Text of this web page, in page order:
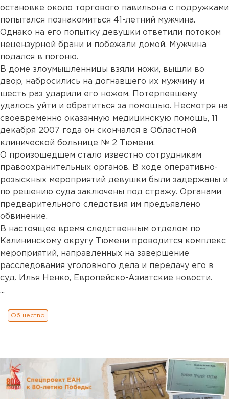
остановке около торгового павильона с подружками
попытался познакомиться 41-летний мужчина.
Однако на его попытку девушки ответили потоком
нецензурной брани и побежали домой. Мужчина
подался в погоню.
В доме злоумышленницы взяли ножи, вышли во
двор, набросились на догнавшего их мужчину и
шесть раз ударили его ножом. Потерпевшему
удалось уйти и обратиться за помощью. Несмотря на
своевременно оказанную медицинскую помощь, 11
декабря 2007 года он скончался в Областной
клинической больнице № 2 Тюмени.
О произошедшем стало известно сотрудникам
правоохранительных органов. В ходе оперативно-
розыскных мероприятий девушки были задержаны и
по решению суда заключены под стражу. Органами
предварительного следствия им предъявлено
обвинение.
В настоящее время следственным отделом по
Калининскому округу Тюмени проводится комплекс
мероприятий, направленных на завершение
расследования уголовного дела и передачу его в
суд. Илья Ненко, Европейско-Азиатские новости.
...
Общество